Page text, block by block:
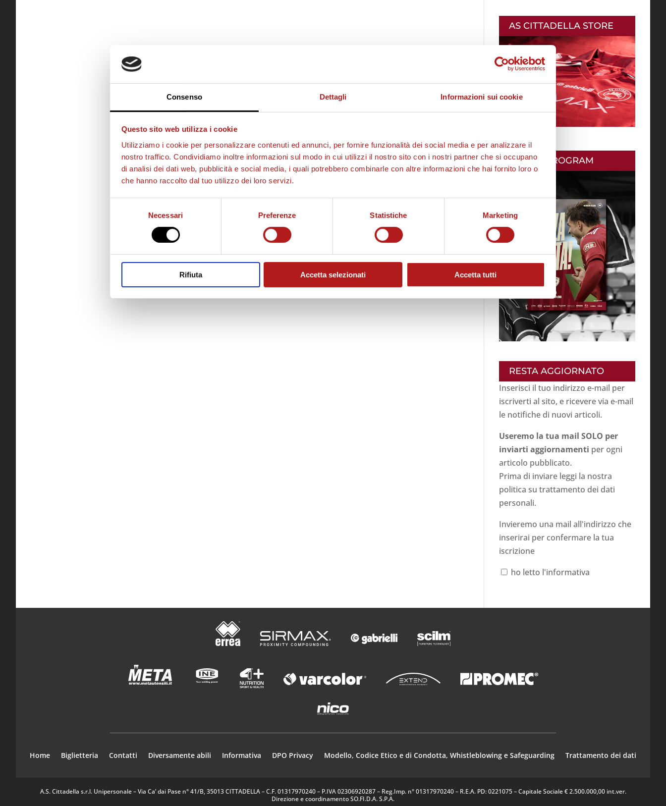
Consenso Dettagli Informazioni sui cookie
Questo sito web utilizza i cookie
Utilizziamo i cookie per personalizzare contenuti ed annunci, per fornire funzionalità dei social media e per analizzare il
nostro traffico. Condividiamo inoltre informazioni sul modo in cui utilizzi il nostro sito con i nostri partner che si occupano
di analisi dei dati web, pubblicità e social media, i quali potrebbero combinarle con altre informazioni che hai fornito loro o
che hanno raccolto dal tuo utilizzo dei loro servizi.
Necessari Preferenze Statistiche Marketing
Rifiuta Accetta selezionati Accetta tutti
AS CITTADELLA STORE
MATCH PROGRAM
RESTA AGGIORNATO
Inserisci il tuo indirizzo e-mail per
iscriverti al sito, e ricevere via e-mail
le notifiche di nuovi articoli.
Useremo la tua mail SOLO per
inviarti aggiornamenti per ogni
articolo pubblicato.
Prima di inviare leggi la nostra
politica su trattamento dei dati
personali.
Invieremo una mail all'indirizzo che
inserirai per confermare la tua
iscrizione
ho letto l'informativa
Home Biglietteria Contatti Diversamente abili Informativa DPO Privacy Modello, Codice Etico e di Condotta, Whistleblowing e Safeguarding Trattamento dei dati
A.S. Cittadella s.r.l. Unipersonale – Via Ca’ dai Pase n° 41/B, 35013 CITTADELLA – C.F. 01317970240 – P.IVA 02306920287 – Reg.Imp. n° 01317970240 – R.E.A. PD: 0221075 – Capitale Sociale € 2.500.000,00 int.ver.
Direzione e coordinamento SO.FI.D.A. S.P.A.